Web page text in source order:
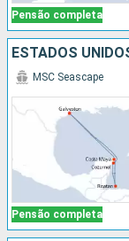
Pensão completa
ESTADOS
Pensão completa
MSC Seascape